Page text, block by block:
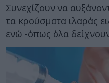
Συνεχίζουν να
τα κρούσματα ιλαράς
ενώ -όπως όλα